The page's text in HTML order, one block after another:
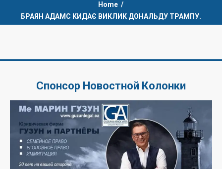
Home /
БРАЯН АДАМС КИДАЄ ВИКЛИК ДОНАЛЬДУ ТРАМПУ.
Спонсор Новостной Колонки